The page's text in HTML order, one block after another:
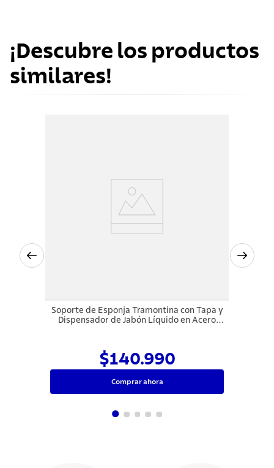
¡Descubre los productos
similares!
Soporte de Esponja Tramontina con Tapa y
Dispensador de Jabón Líquido en Acero
$140.990
Comprar ahora